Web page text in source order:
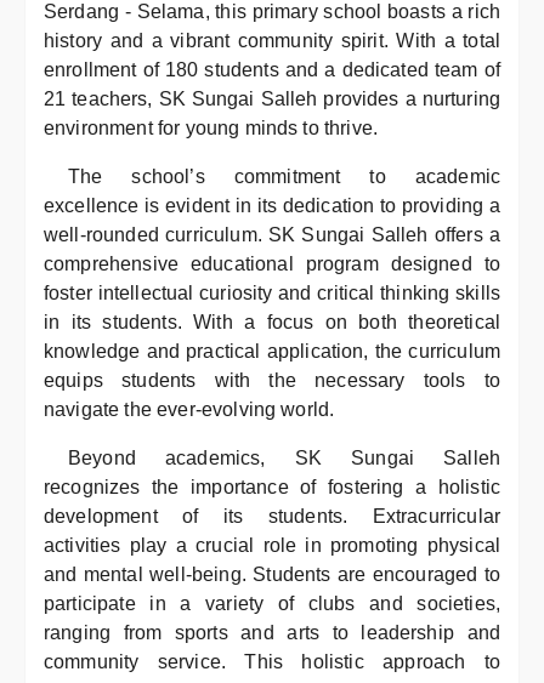
Serdang - Selama, this primary school boasts a rich
history and a vibrant community spirit. With a total
enrollment of 180 students and a dedicated team of
21 teachers, SK Sungai Salleh provides a nurturing
environment for young minds to thrive.
The school’s commitment to academic
excellence is evident in its dedication to providing a
well-rounded curriculum. SK Sungai Salleh offers a
comprehensive educational program designed to
foster intellectual curiosity and critical thinking skills
in its students. With a focus on both theoretical
knowledge and practical application, the curriculum
equips students with the necessary tools to
navigate the ever-evolving world.
Beyond academics, SK Sungai Salleh
recognizes the importance of fostering a holistic
development of its students. Extracurricular
activities play a crucial role in promoting physical
and mental well-being. Students are encouraged to
participate in a variety of clubs and societies,
ranging from sports and arts to leadership and
community service. This holistic approach to